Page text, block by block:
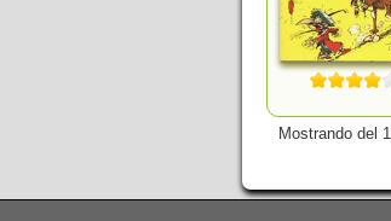
Mostrando del